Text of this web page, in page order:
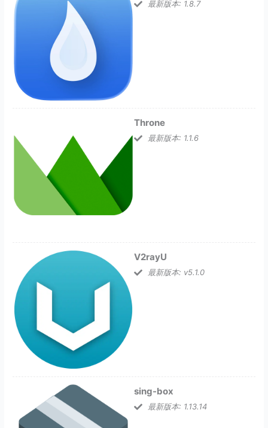
最新版本: 1.8.7
Throne
最新版本: 1.1.6
V2rayU
最新版本: v5.1.0
sing-box
最新版本: 1.13.14